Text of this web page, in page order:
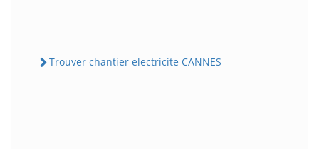
Trouver chantier electricite CANNES